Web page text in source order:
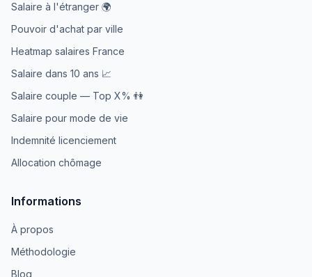
Salaire à l'étranger 🌍
Pouvoir d'achat par ville
Heatmap salaires France
Salaire dans 10 ans 📈
Salaire couple — Top X% 👫
Salaire pour mode de vie
Indemnité licenciement
Allocation chômage
Informations
À propos
Méthodologie
Blog